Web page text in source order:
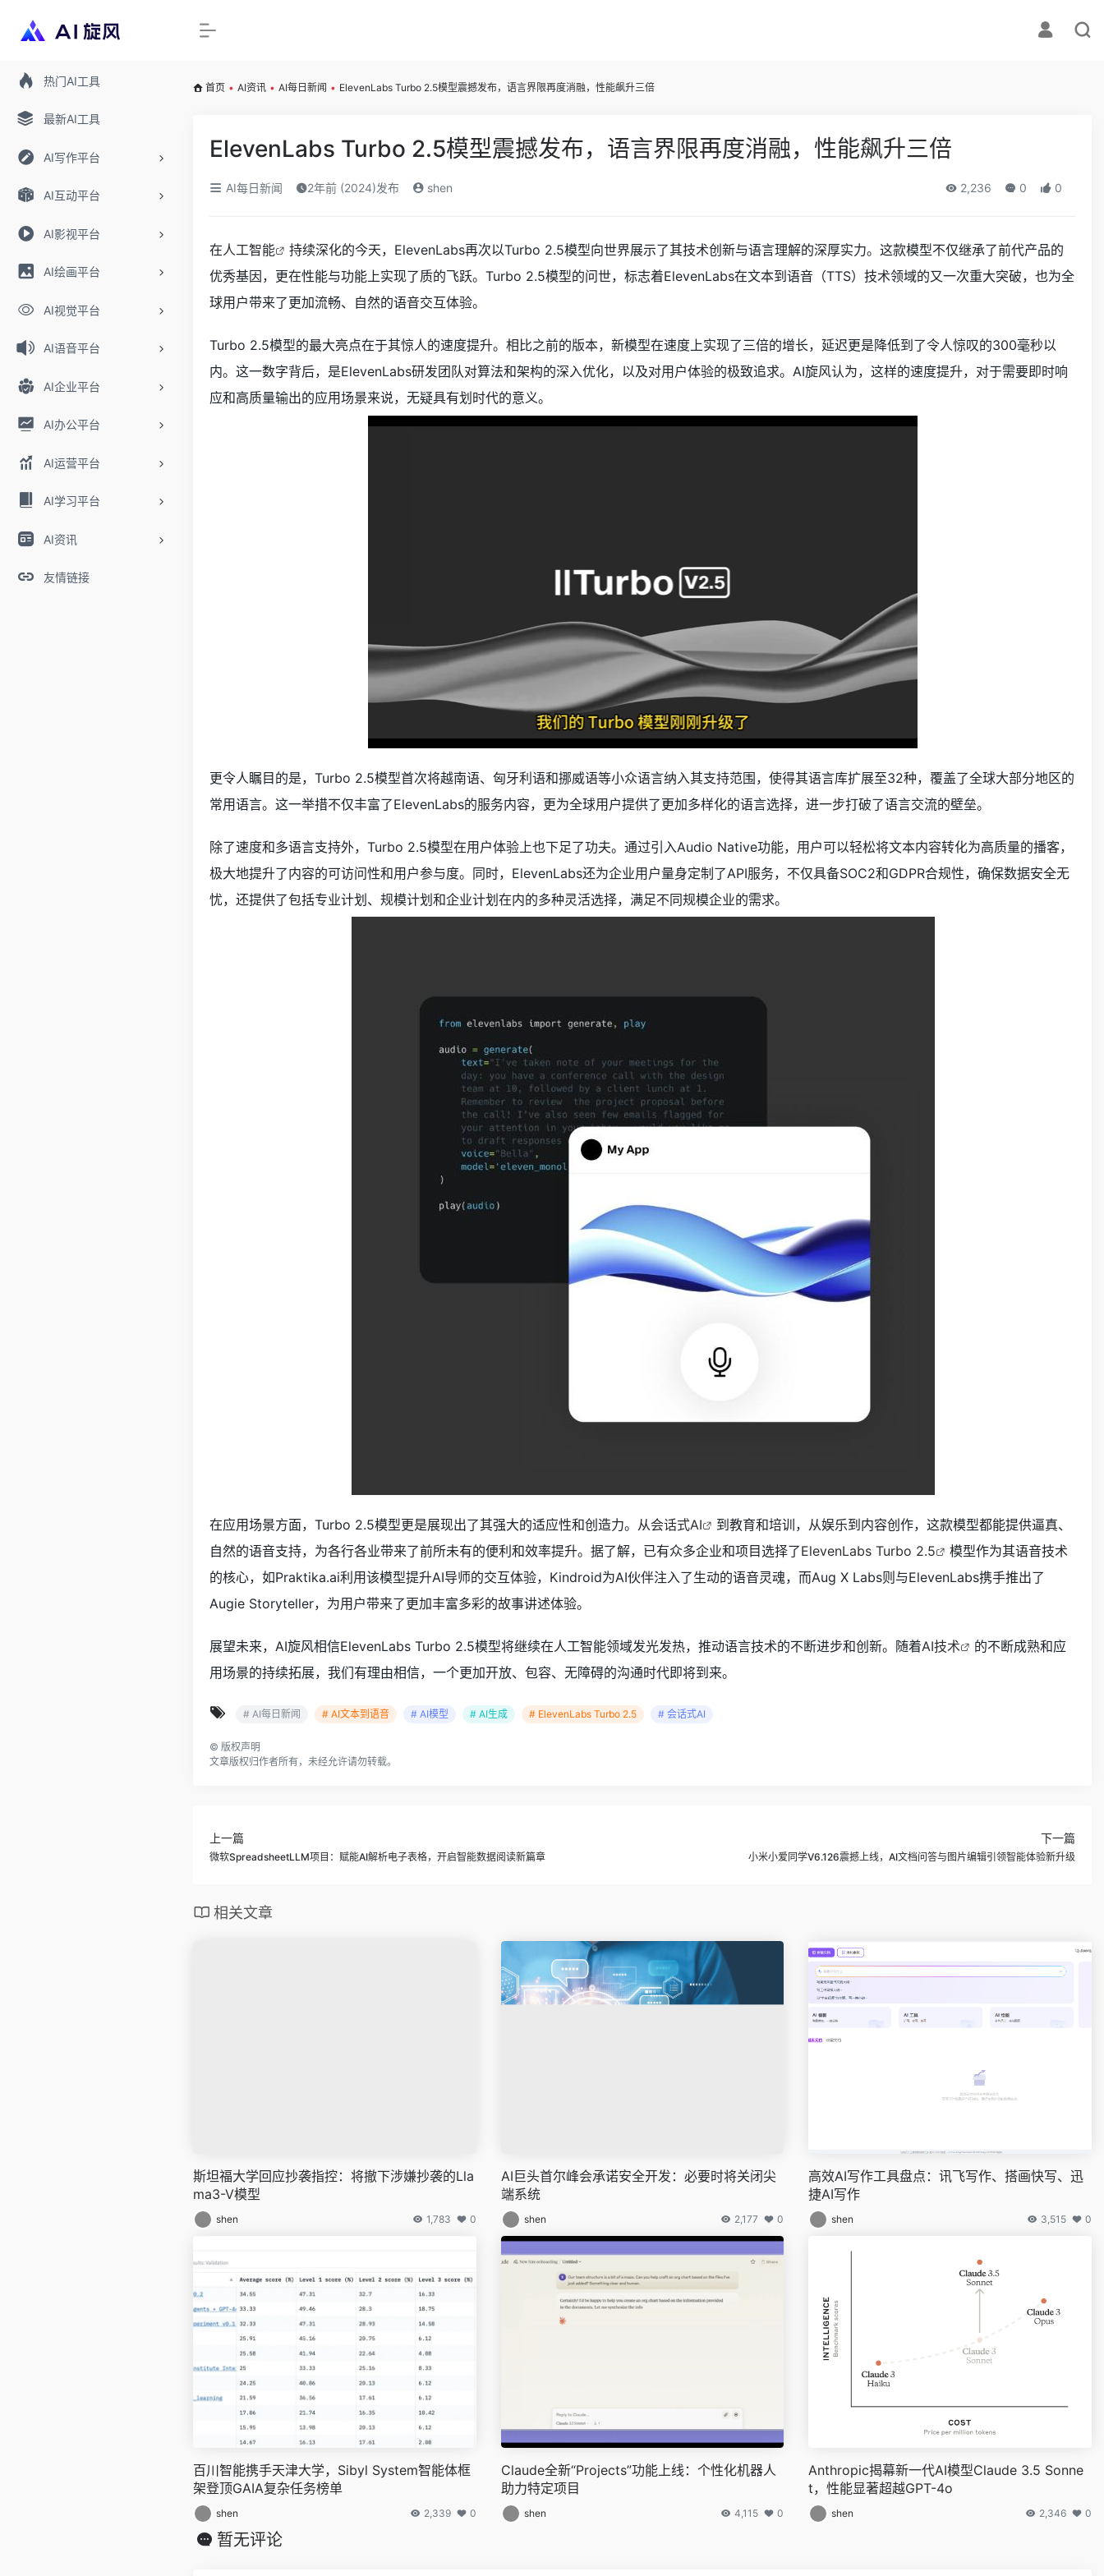
热门AI工具
最新AI工具
AI写作平台
AI互动平台
AI影视平台
AI绘画平台
AI视觉平台
AI语音平台
AI企业平台
AI办公平台
AI运营平台
AI学习平台
AI资讯
友情链接
首页 • AI资讯 • AI每日新闻 • ElevenLabs Turbo 2.5模型震撼发布，语言界限再度消融，性能飙升三倍
ElevenLabs Turbo 2.5模型震撼发布，语言界限再度消融，性能飙升三倍
AI每日新闻 2年前 (2024)发布 shen 2,236 0 0
在人工智能
持续深化的今天，ElevenLabs再次以Turbo 2.5模型向世界展示了其技术创新与语言理解的深厚实力。这款模型不仅继承了前代产品的
优秀基因，更在性能与功能上实现了质的飞跃。Turbo 2.5模型的问世，标志着ElevenLabs在文本到语音（TTS）技术领域的又一次重大突破，也为全
球用户带来了更加流畅、自然的语音交互体验。
Turbo 2.5模型的最大亮点在于其惊人的速度提升。相比之前的版本，新模型在速度上实现了三倍的增长，延迟更是降低到了令人惊叹的300毫秒以
内。这一数字背后，是ElevenLabs研发团队对算法和架构的深入优化，以及对用户体验的极致追求。AI旋风认为，这样的速度提升，对于需要即时响
应和高质量输出的应用场景来说，无疑具有划时代的意义。
更令人瞩目的是，Turbo 2.5模型首次将越南语、匈牙利语和挪威语等小众语言纳入其支持范围，使得其语言库扩展至32种，覆盖了全球大部分地区的
常用语言。这一举措不仅丰富了ElevenLabs的服务内容，更为全球用户提供了更加多样化的语言选择，进一步打破了语言交流的壁垒。
除了速度和多语言支持外，Turbo 2.5模型在用户体验上也下足了功夫。通过引入Audio Native功能，用户可以轻松将文本内容转化为高质量的播客，
极大地提升了内容的可访问性和用户参与度。同时，ElevenLabs还为企业用户量身定制了API服务，不仅具备SOC2和GDPR合规性，确保数据安全无
忧，还提供了包括专业计划、规模计划和企业计划在内的多种灵活选择，满足不同规模企业的需求。
在应用场景方面，Turbo 2.5模型更是展现出了其强大的适应性和创造力。从会话式AI
到教育和培训，从娱乐到内容创作，这款模型都能提供逼真、
自然的语音支持，为各行各业带来了前所未有的便利和效率提升。据了解，已有众多企业和项目选择了ElevenLabs Turbo 2.5
模型作为其语音技术
的核心，如Praktika.ai利用该模型提升AI导师的交互体验，Kindroid为AI伙伴注入了生动的语音灵魂，而Aug X Labs则与ElevenLabs携手推出了
Augie Storyteller，为用户带来了更加丰富多彩的故事讲述体验。
展望未来，AI旋风相信ElevenLabs Turbo 2.5模型将继续在人工智能领域发光发热，推动语言技术的不断进步和创新。随着AI技术
的不断成熟和应
用场景的持续拓展，我们有理由相信，一个更加开放、包容、无障碍的沟通时代即将到来。
# AI每日新闻 # AI文本到语音 # AI模型 # AI生成 # ElevenLabs Turbo 2.5 # 会话式AI
© 版权声明
文章版权归作者所有，未经允许请勿转载。
上一篇
微软SpreadsheetLLM项目：赋能AI解析电子表格，开启智能数据阅读新篇章
下一篇
小米小爱同学V6.126震撼上线，AI文档问答与图片编辑引领智能体验新升级
相关文章
斯坦福大学回应抄袭指控：将撤下涉嫌抄袭的Lla
ma3-V模型
shen 1,783 0
AI巨头首尔峰会承诺安全开发：必要时将关闭尖
端系统
shen 2,177 0
高效AI写作工具盘点：讯飞写作、搭画快写、迅
捷AI写作
shen 3,515 0
百川智能携手天津大学，Sibyl System智能体框
架登顶GAIA复杂任务榜单
shen 2,339 0
Claude全新“Projects”功能上线：个性化机器人
助力特定项目
shen 4,115 0
Anthropic揭幕新一代AI模型Claude 3.5 Sonne
t，性能显著超越GPT-4o
shen 2,346 0
暂无评论